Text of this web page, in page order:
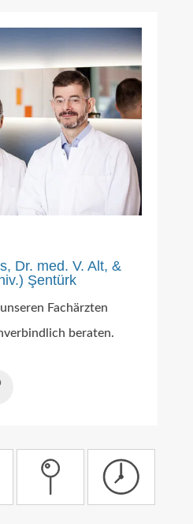
Dr. med. V. Alt, &
Şentürk
Fachärzten
beraten.